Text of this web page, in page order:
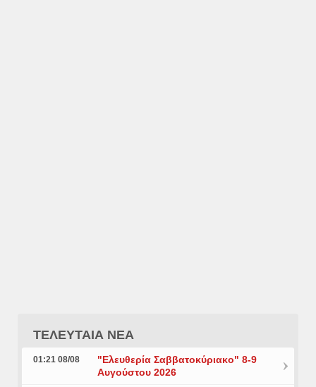
ΤΕΛΕΥΤΑΙΑ ΝΕΑ
01:21 08/08
"Ελευθερία Σαββατοκύριακο" 8-9
Αυγούστου 2026